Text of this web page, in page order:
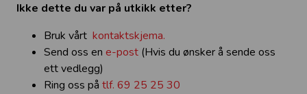
Ikke dette du var på utkikk etter?
Bruk vårt kontaktskjema.
Send oss en e-post (Hvis du ønsker å sende oss
ett vedlegg)
Ring oss på tlf. 69 25 25 30